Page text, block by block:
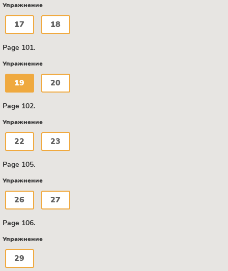
Упражнение
17 18
Page 101.
Упражнение
19 20
Page 102.
Упражнение
22 23
Page 105.
Упражнение
26 27
Page 106.
Упражнение
29